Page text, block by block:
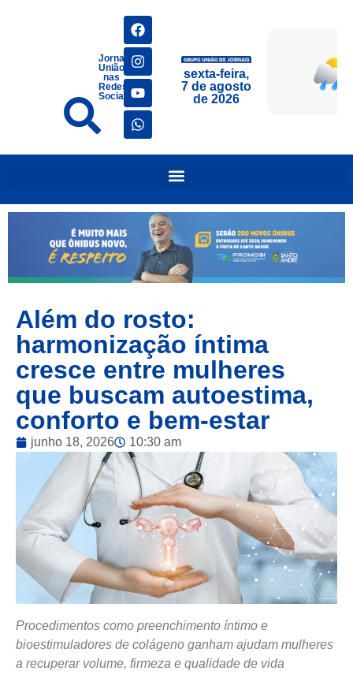
Jornais
União
nas
Redes
Sociais
sexta-feira,
7 de agosto
de 2026
Além do rosto:
harmonização íntima
cresce entre mulheres
que buscam autoestima,
conforto e bem-estar
junho 18, 2026 10:30 am
Procedimentos como preenchimento íntimo e
bioestimuladores de colágeno ganham ajudam mulheres
a recuperar volume, firmeza e qualidade de vida